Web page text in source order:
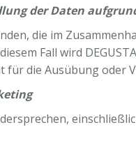
der Daten
die im
Fall wird
für die Ausübung